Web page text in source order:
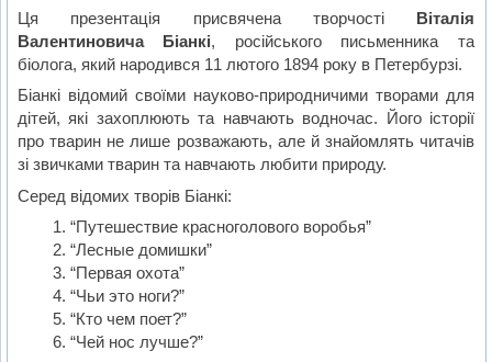
Ця презентація присвячена творчості Віталія
Валентиновича Біанкі, російського письменника та
біолога, який народився 11 лютого 1894 року в Петербурзі.
Біанкі відомий своїми науково-природничими творами для
дітей, які захоплюють та навчають водночас. Його історії
про тварин не лише розважають, але й знайомлять читачів
зі звичками тварин та навчають любити природу.
Серед відомих творів Біанкі:
“Путешествие красноголового воробья”
“Лесные домишки”
“Первая охота”
“Чьи это ноги?”
“Кто чем поет?”
“Чей нос лучше?”